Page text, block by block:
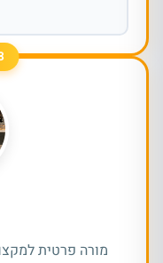
#3
מורה פרטית